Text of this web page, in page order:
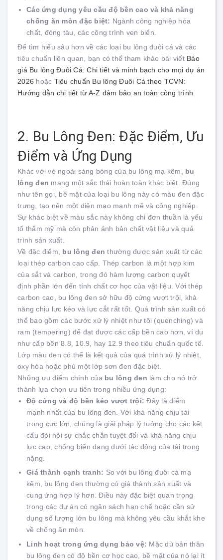
Các ứng dụng yêu cầu độ bền cao và khả năng
chống ăn mòn đặc biệt: Ngành công nghiệp hóa
chất, đóng tàu, các công trình ven biển.
Để tìm hiểu sâu hơn về các loại bu lông đuôi cá và các
tiêu chuẩn liên quan, bạn có thể tham khảo bài viết Báo
giá Bu lông Đuôi Cá: Chi tiết và minh bạch cho mọi dự án
2026 hoặc Tiêu chuẩn Bu lông Đuôi Cá theo TCVN:
Hướng dẫn chi tiết từ A-Z đảm bảo an toàn công trình
2. Bu Lông Đen: Đặc Điểm, Ưu
Điểm và Ứng Dụng
Khác với vẻ ngoài sáng bóng của bu lông mạ kẽm, bu
lông đen mang một sắc thái hoàn toàn khác biệt. Đúng
như tên gọi, bề mặt của loại bu lông này có màu đen đặc
trưng, tạo nên một diện mạo mạnh mẽ và công nghiệp.
Sự khác biệt về màu sắc này không chỉ đơn thuần là yếu
tố thẩm mỹ mà còn phản ánh bản chất vật liệu và quá
trình sản xuất.
Về đặc điểm, bu lông đen thường được sản xuất từ các
loại thép carbon cao cấp. Thép carbon là một hợp kim
của sắt và carbon, trong đó hàm lượng carbon quyết
định phần lớn đến tính chất cơ học của vật liệu. Với thép
carbon cao, bu lông đen sở hữu độ cứng vượt trội, khả
năng chịu lực kéo và lực cắt rất tốt. Quá trình sản xuất có
thể bao gồm các bước xử lý nhiệt như tôi (quenching) và
ram (tempering) để đạt được các cấp bền cao hơn, ví dụ
như cấp bền 8.8, 10.9, hay 12.9 theo tiêu chuẩn quốc tế.
Lớp màu đen có thể là kết quả của quá trình xử lý nhiệt,
oxy hóa hoặc phủ một lớp sơn đen đặc biệt.
Những ưu điểm chính của bu lông đen làm cho nó trở
thành lựa chọn ưu tiên trong nhiều ứng dụng:
Độ cứng và độ bền kéo vượt trội: Đây là điểm
mạnh nhất của bu lông đen. Với khả năng chịu tải
trọng cực lớn, chúng là giải pháp lý tưởng cho các kết
cấu đòi hỏi sự chắc chắn tuyệt đối và khả năng chịu
lực cao, chống biến dạng dưới tác động của tải trọng
nặng.
Giá thành cạnh tranh: So với bu lông đuôi cá mạ
kẽm, bu lông đen thường có giá thành sản xuất và
cung ứng hợp lý hơn. Điều này đặc biệt quan trọng
trong các dự án có ngân sách hạn chế hoặc cần sử
dụng số lượng lớn bu lông mà không yêu cầu khắt khe
về chống ăn mòn.
Linh hoạt trong ứng dụng bảo vệ: Mặc dù bản thân
bu lông đen có độ bền cơ học cao, bề mặt của nó lại ít